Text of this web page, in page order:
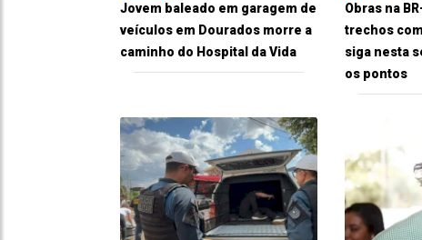
Jovem baleado em garagem de
veículos em Dourados morre a
caminho do Hospital da Vida
Obras na
trechos
siga nesta
os pontos